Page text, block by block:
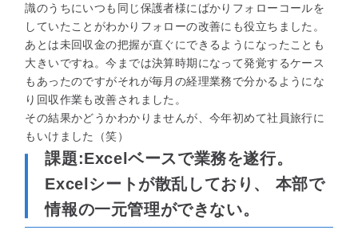
識のうちにいつも同じ保護者様にばかりフォローコールを
していたことがわかりフォローの改善にも役立ちました。
あとは未回収金の把握が直ぐにできるようになったことも
大きいですね。今までは決算時期になって発覚するケース
もあったのですがそれが毎月の経理業務で分かるようにな
り回収作業も改善されました。
その結果かどうかわかりませんが、今年初めて社員旅行に
もいけました（笑）
課題:Excelベースで業務を遂行。
Excelシートが散乱しており、 本部で
情報の一元管理ができない。